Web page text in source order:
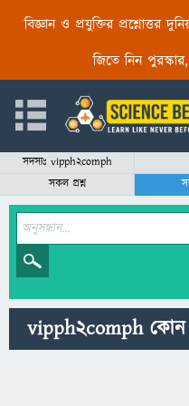
বিজ্ঞান ও প্রযুক্তির প্রশ্নোত্তর
জিতে নিন পুরস্কার,
সদস্যঃ vipph2comph
সকল প্রশ্ন
vipph2comph কোন